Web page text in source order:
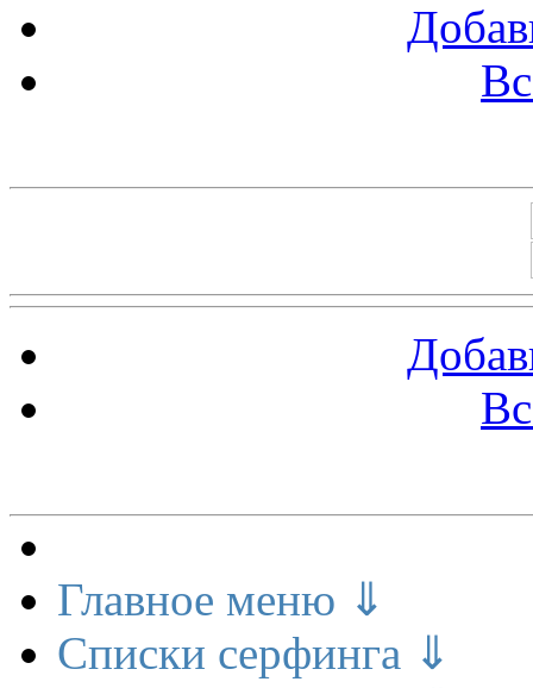
Главное меню ⇓
Списки серфинга ⇓